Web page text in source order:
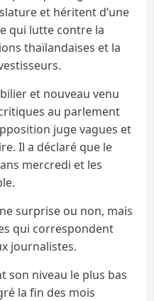
et héritent d’une
qui lutte contre la
thaïlandaises et la
et nouveau venu
au parlement
juge vagues et
Il a déclaré que le
mercredi et les
surprise ou non, mais
qui correspondent
journalistes.
son niveau le plus bas
la fin des mois